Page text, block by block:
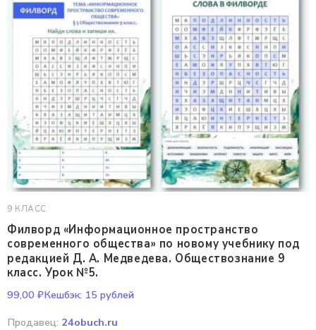
9 КЛАСС
Филворд «Информационное пространство
современного общества» по новому учебнику под
редакцией Д. А. Медведева. Обществознание 9
класс. Урок №5.
99,00 ₽Кешбэк: 15 рублей
Продавец: 24obuch.ru